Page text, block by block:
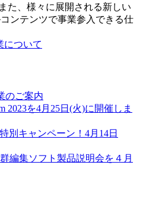
た、様々に展開される新しい
ンテンツで事業参入できる仕
について
のご案内
2023を4月25日(火)に開催しま
別キャンペーン！4月14日
編集ソフト製品説明会を４月